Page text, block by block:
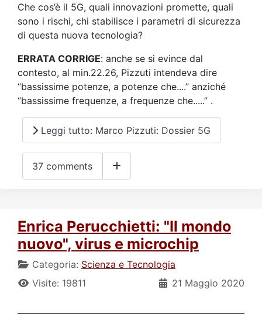
Che cos’è il 5G, quali innovazioni promette, quali
sono i rischi, chi stabilisce i parametri di sicurezza
di questa nuova tecnologia?
ERRATA CORRIGE: anche se si evince dal
contesto, al min.22.26, Pizzuti intendeva dire
“bassissime potenze, a potenze che....” anziché
“bassissime frequenze, a frequenze che.....” .
Leggi tutto: Marco Pizzuti: Dossier 5G
37 comments
Enrica Perucchietti: "Il mondo
nuovo", virus e microchip
Categoria: Scienza e Tecnologia
21 Maggio 2020
Visite: 19811